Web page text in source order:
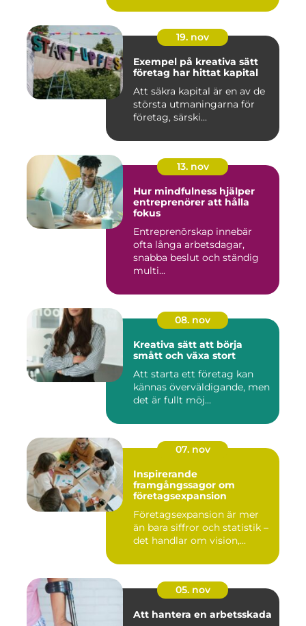
19. nov
Exempel på kreativa sätt
företag har hittat kapital
Att säkra kapital är en av de
största utmaningarna för
företag, särski...
13. nov
Hur mindfulness hjälper
entreprenörer att hålla
fokus
Entreprenörskap innebär
ofta långa arbetsdagar,
snabba beslut och ständig
multi...
08. nov
Kreativa sätt att börja
smått och växa stort
Att starta ett företag kan
kännas överväldigande, men
det är fullt möj...
07. nov
Inspirerande
framgångssagor om
företagsexpansion
Företagsexpansion är mer
än bara siffror och statistik –
det handlar om vision,...
05. nov
Att hantera en arbetsskada